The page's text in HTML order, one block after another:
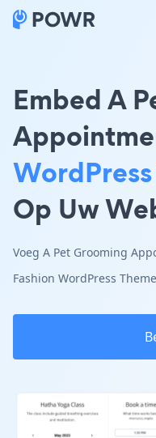
Embed A
Op Uw
Voeg A Pet Grooming
Fashion WordPress